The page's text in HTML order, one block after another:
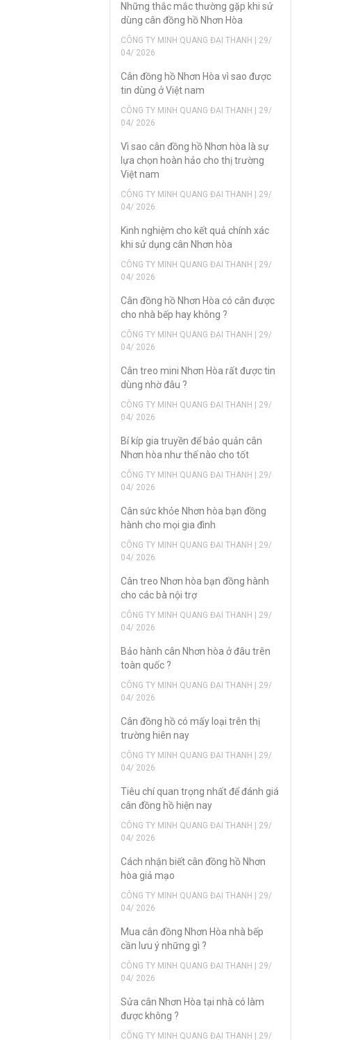
Những thắc mắc thường gặp khi sử
dùng cân đồng hồ Nhơn Hòa
CÔNG TY MINH QUANG ĐẠI THANH | 29/
04/ 2026
Cân đồng hồ Nhơn Hòa vì sao được
tin dùng ở Việt nam
CÔNG TY MINH QUANG ĐẠI THANH | 29/
04/ 2026
Vì sao cân đồng hồ Nhơn hòa là sự
lựa chọn hoàn hảo cho thị trường
Việt nam
CÔNG TY MINH QUANG ĐẠI THANH | 29/
04/ 2026
Kinh nghiệm cho kết quả chính xác
khi sử dụng cân Nhơn hòa
CÔNG TY MINH QUANG ĐẠI THANH | 29/
04/ 2026
Cân đồng hồ Nhơn Hòa có cân được
cho nhà bếp hay không ?
CÔNG TY MINH QUANG ĐẠI THANH | 29/
04/ 2026
Cân treo mini Nhơn Hòa rất được tin
dùng nhờ đâu ?
CÔNG TY MINH QUANG ĐẠI THANH | 29/
04/ 2026
Bí kíp gia truyền để bảo quản cân
Nhơn hòa như thế nào cho tốt
CÔNG TY MINH QUANG ĐẠI THANH | 29/
04/ 2026
Cân sức khỏe Nhơn hòa bạn đồng
hành cho mọi gia đình
CÔNG TY MINH QUANG ĐẠI THANH | 29/
04/ 2026
Cân treo Nhơn hòa bạn đồng hành
cho các bà nội trợ
CÔNG TY MINH QUANG ĐẠI THANH | 29/
04/ 2026
Bảo hành cân Nhơn hòa ở đâu trên
toàn quốc ?
CÔNG TY MINH QUANG ĐẠI THANH | 29/
04/ 2026
Cân đồng hồ có mấy loại trên thị
trường hiên nay
CÔNG TY MINH QUANG ĐẠI THANH | 29/
04/ 2026
Tiêu chí quan trọng nhất để đánh giá
cân đồng hồ hiện nay
CÔNG TY MINH QUANG ĐẠI THANH | 29/
04/ 2026
Cách nhận biết cân đồng hồ Nhơn
hòa giả mạo
CÔNG TY MINH QUANG ĐẠI THANH | 29/
04/ 2026
Mua cân đồng Nhơn Hòa nhà bếp
cần lưu ý những gì ?
CÔNG TY MINH QUANG ĐẠI THANH | 29/
04/ 2026
Sửa cân Nhơn Hòa tại nhà có làm
được không ?
CÔNG TY MINH QUANG ĐẠI THANH | 29/